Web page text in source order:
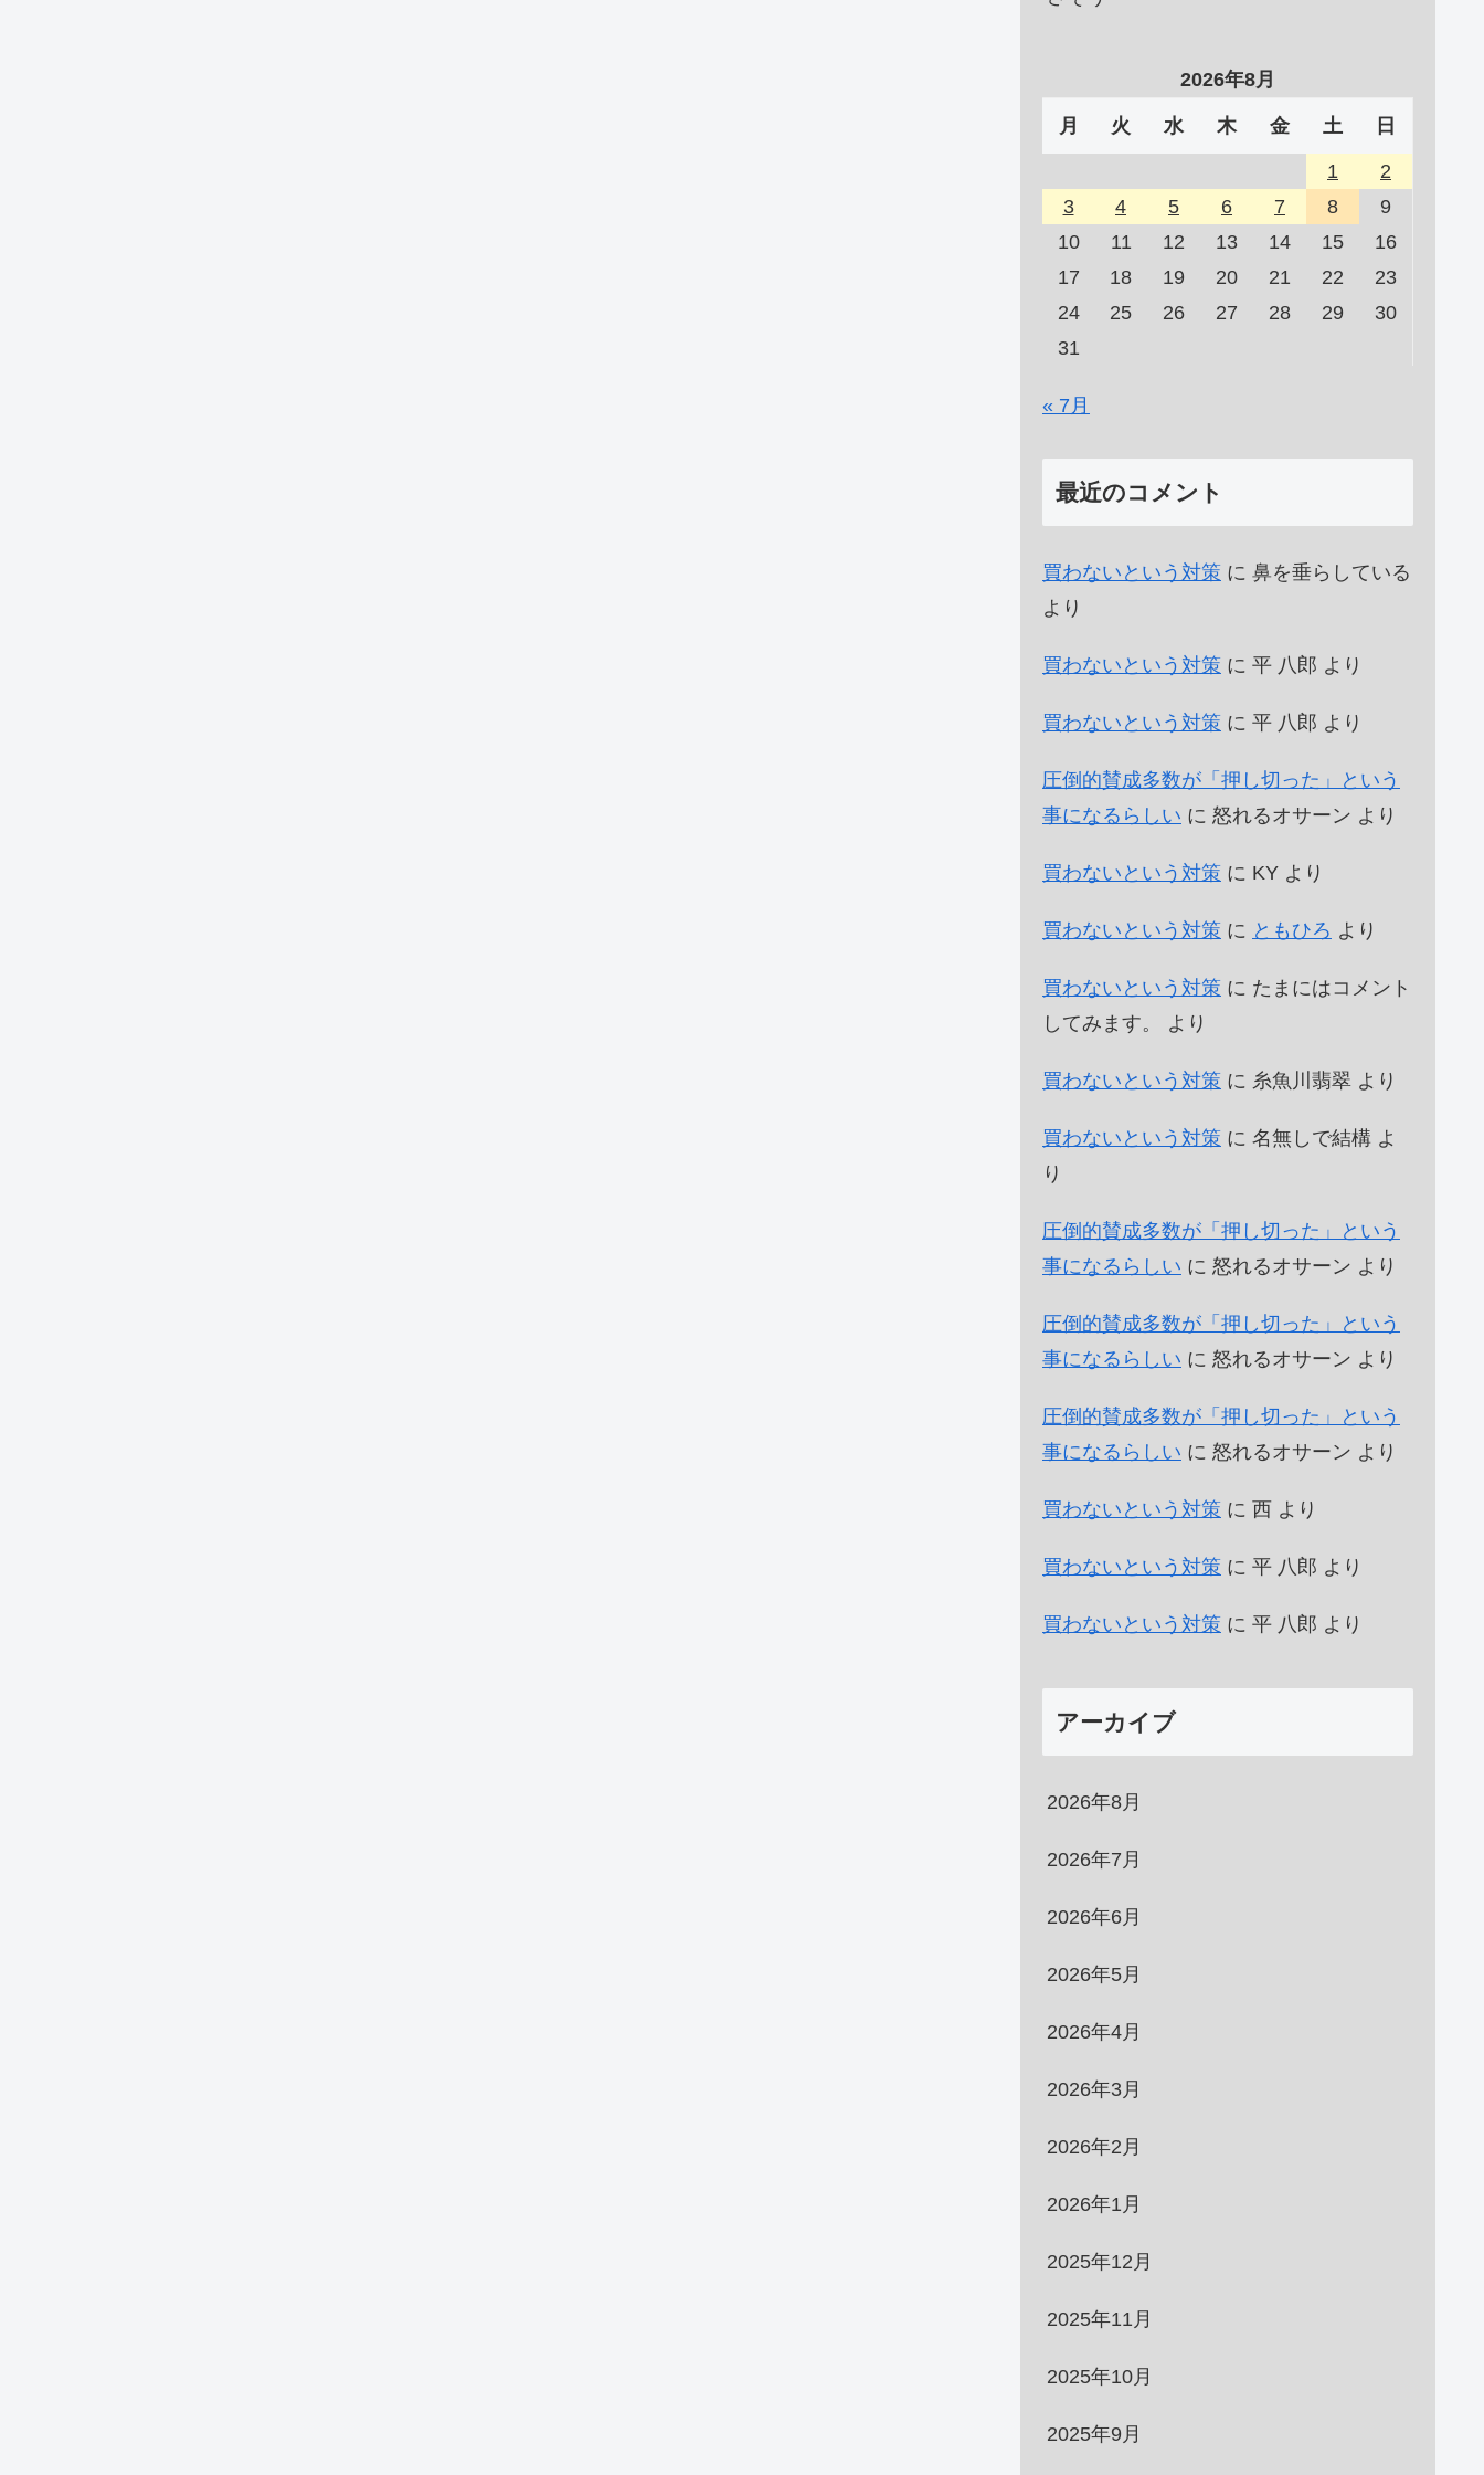
2026年8月
月 火 水 木 金 土 日
1
2
3
4 5 6 7 8
9
10
11 12 13 14 15
16
17
18 19 20 21 22
23
24
25 26 27 28 29
30
31
« 7月
最近のコメント
買わないという対策 に 鼻を垂らしている
より
買わないという対策 に 平 八郎 より
買わないという対策 に 平 八郎 より
圧倒的賛成多数が「押し切った」という
事になるらしい に 怒れるオサーン より
買わないという対策 に KY より
買わないという対策 に ともひろ より
買わないという対策 に たまにはコメント
してみます。
より
買わないという対策 に 糸魚川翡翠 より
買わないという対策 に 名無しで結構 よ
り
圧倒的賛成多数が「押し切った」という
事になるらしい に 怒れるオサーン より
圧倒的賛成多数が「押し切った」という
事になるらしい に 怒れるオサーン より
圧倒的賛成多数が「押し切った」という
事になるらしい に 怒れるオサーン より
買わないという対策 に 西 より
買わないという対策 に 平 八郎 より
買わないという対策 に 平 八郎 より
アーカイブ
2026年8月
2026年7月
2026年6月
2026年5月
2026年4月
2026年3月
2026年2月
2026年1月
2025年12月
2025年11月
2025年10月
2025年9月